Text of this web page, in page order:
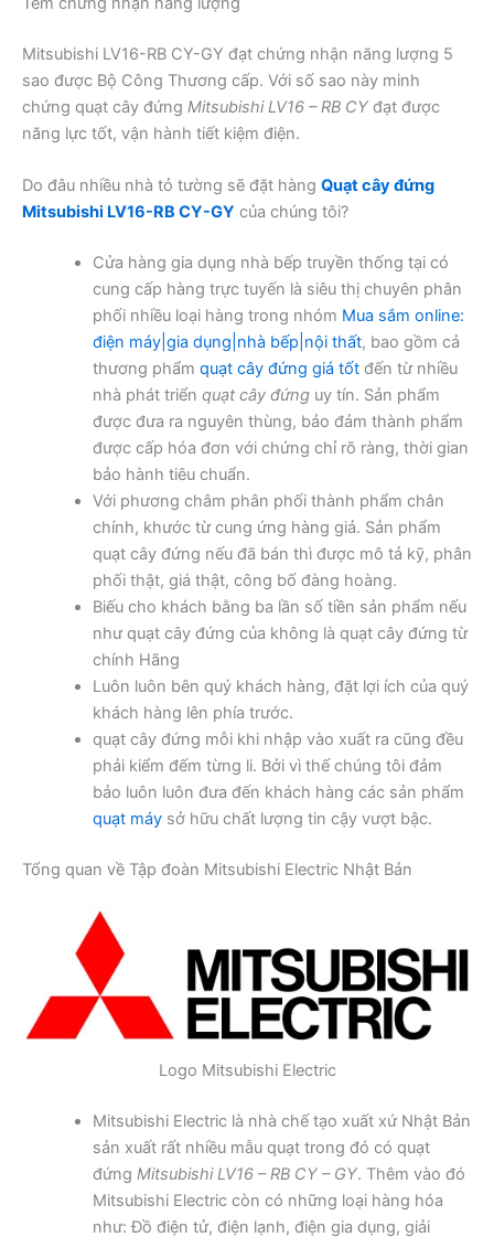
Mitsubishi LV16-RB CY-GY đạt chứng nhận năng lượng 5
sao được Bộ Công Thương cấp. Với số sao này minh
chứng quạt cây đứng Mitsubishi LV16 – RB CY đạt được
năng lực tốt, vận hành tiết kiệm điện.
Do đâu nhiều nhà tỏ tường sẽ đặt hàng Quạt cây đứng
Mitsubishi LV16-RB CY-GY của chúng tôi?
Cửa hàng gia dụng nhà bếp truyền thống tại có
cung cấp hàng trực tuyến là siêu thị chuyên phân
phối nhiều loại hàng trong nhóm Mua sắm online:
điện máy|gia dụng|nhà bếp|nội thất, bao gồm cả
thương phẩm quạt cây đứng giá tốtđến từ nhiều
nhà phát triển quạt cây đứnguy tín. Sản phẩm
được đưa ra nguyên thùng, bảo đảm thành phẩm
được cấp hóa đơn với chứng chỉ rõ ràng, thời gian
bảo hành tiêu chuẩn.
Với phương châm phân phối thành phẩm chân
chính, khước từ cung ứng hàng giả. Sản phẩm
quạt cây đứng nếu đã bán thì được mô tả kỹ, phân
phối thật, giá thật, công bố đàng hoàng.
Biếu cho khách bằng ba lần số tiền sản phẩm nếu
như quạt cây đứng của không là quạt cây đứng từ
chính Hãng
Luôn luôn bên quý khách hàng, đặt lợi ích của quý
khách hàng lên phía trước.
quạt cây đứng mỗi khi nhập vào xuất ra cũng đều
phải kiểm đếm từng li. Bởi vì thế chúng tôi đảm
bảo luôn luôn đưa đến khách hàng các sản phẩm
quạt máysở hữu chất lượng tin cậy vượt bậc.
Tổng quan về Tập đoàn Mitsubishi Electric Nhật Bản
Logo Mitsubishi Electric
Mitsubishi Electric là nhà chế tạo xuất xứ Nhật Bản
sản xuất rất nhiều mẫu quạt trong đó có quạt
đứng Mitsubishi LV16 – RB CY – GY. Thêm vào đó
Mitsubishi Electric còn có những loại hàng hóa
như: Đồ điện tử, điện lạnh, điện gia dụng, giải